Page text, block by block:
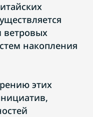
ветровых
накопления
этих